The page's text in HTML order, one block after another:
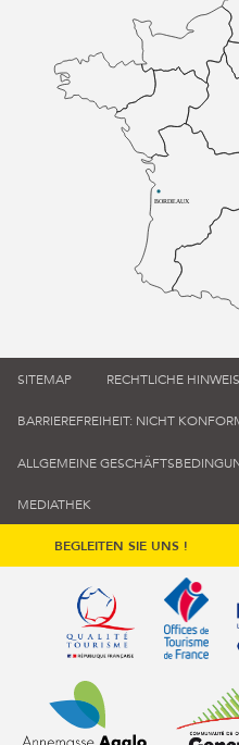
BORDEAUX
SITEMAP RECHTLICHE
BARRIEREFREIHEIT: NICHT
ALLGEMEINE
MEDIATHEK
BEGLEITEN SIE UNS !
Qualité tourismeOffice
Annemasse Agglo